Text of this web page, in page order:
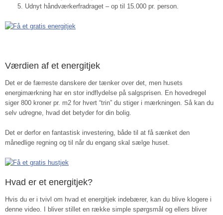
Udnyt håndværkerfradraget – op til 15.000 pr. person.
Værdien af et energitjek
Det er de færreste danskere der tænker over det, men husets
energimærkning har en stor indflydelse på salgsprisen. En hovedregel
siger 800 kroner pr. m2 for hvert “trin” du stiger i mærkningen. Så kan du
selv udregne, hvad det betyder for din bolig.
Det er derfor en fantastisk investering, både til at få sænket den
månedlige regning og til når du engang skal sælge huset.
Hvad er et energitjek?
Hvis du er i tvivl om hvad et energitjek indebærer, kan du blive klogere i
denne video. I bliver stillet en række simple spørgsmål og ellers bliver